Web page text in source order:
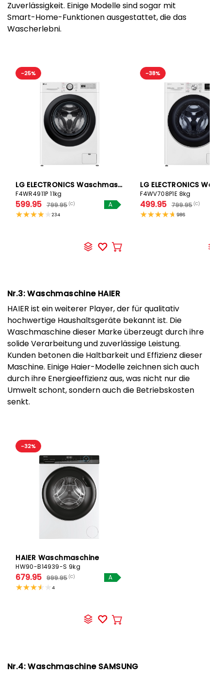
Zuverlässigkeit. Einige Modelle sind sogar mit
Smart-Home-Funktionen ausgestattet, die das
Wascherlebni.
-25%
LG ELECTRONICS Waschmaschine
F4WR4911P 11kg
599.95 799.95 (C) A
234
In
-38%
F4WV708P1E 8kg
499.95 799.95 (C)
986
Nr.3: Waschmaschine HAIER
HAIER ist ein weiterer Player, der für qualitativ
hochwertige Haushaltsgeräte bekannt ist. Die
Waschmaschine dieser Marke überzeugt durch ihre
solide Verarbeitung und zuverlässige Leistung.
Kunden betonen die Haltbarkeit und Effizienz dieser
Maschine. Einige Haier-Modelle zeichnen sich auch
durch ihre Energieeffizienz aus, was nicht nur die
Umwelt schont, sondern auch die Betriebskosten
senkt.
-32%
HAIER Waschmaschine
HW90-B14939-S 9kg
679.95 999.95 (C) A
4
In
Nr.4: Waschmaschine SAMSUNG